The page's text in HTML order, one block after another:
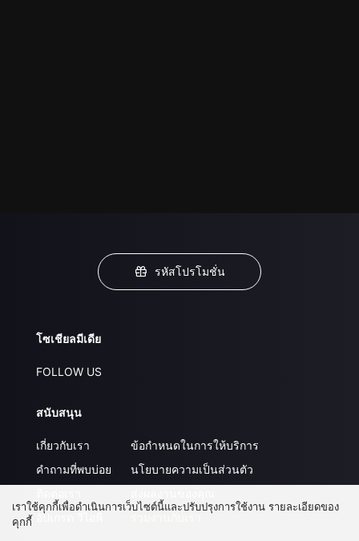
รหัสโปรโมชั่น
โซเชียลมีเดีย
FOLLOW US
สนับสนุน
เกี่ยวกับเรา
คำถามที่พบบ่อย
อัปเกรด วีไอพี
ข้อกำหนดในการให้บริการ
นโยบายความเป็นส่วนตัว
เราใช้คุกกี้เพื่อดำเนินการเว็บไซต์นี้และปรับปรุงการใช้งาน รายละเอียดของ
คุกกี้